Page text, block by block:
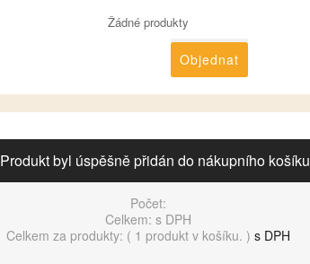
Žádné produkty
Objednat
Produkt byl úspěšně přidán do nákupního košíku
Počet:
Celkem: s DPH
Celkem za produkty: ( 1 produkt v košíku. ) s DPH